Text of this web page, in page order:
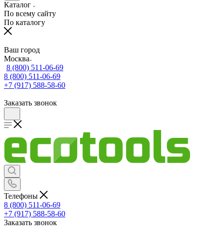
Каталог
По всему сайту
По каталогу
Ваш город
Москва
8 (800) 511-06-69
8 (800) 511-06-69
+7 (917) 588-58-60
Заказать звонок
Телефоны
8 (800) 511-06-69
+7 (917) 588-58-60
Заказать звонок